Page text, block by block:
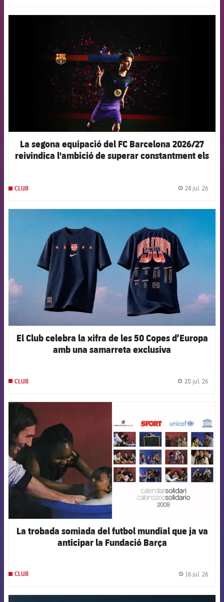
La segona equipació del FC Barcelona 2026/27
reivindica l'ambició de superar constantment els
CLUB 24 jul. 26
El Club celebra la xifra de les 50 Copes d’Europa
amb una samarreta exclusiva
CLUB 20 jul. 26
La trobada somiada del futbol mundial que ja va
anticipar la Fundació Barça
CLUB 16 jul. 26